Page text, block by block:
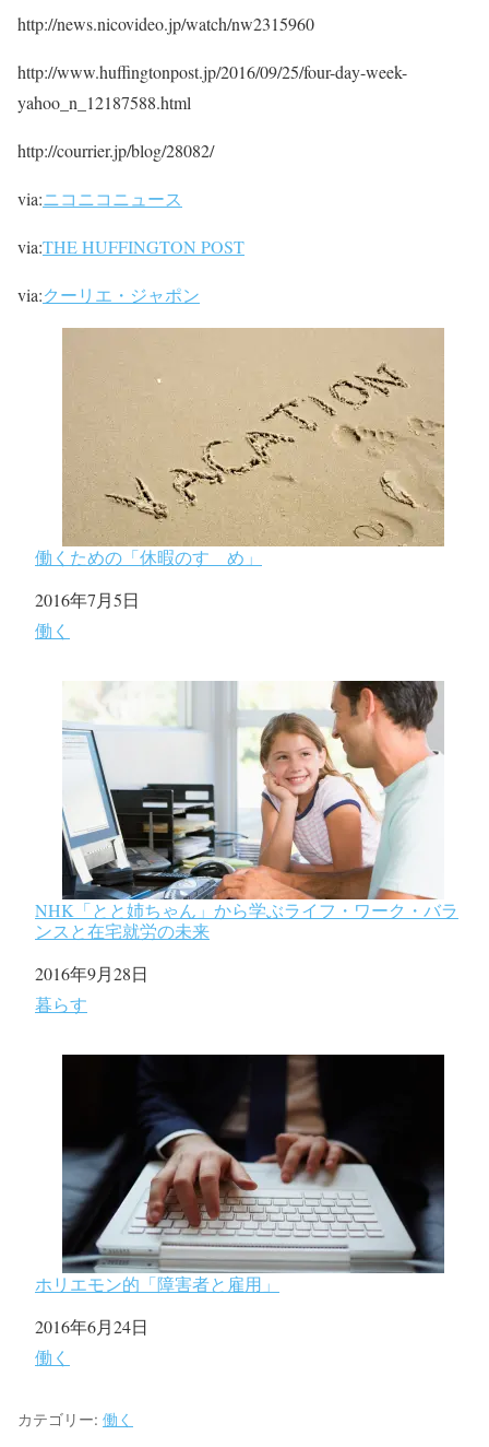
http://news.nicovideo.jp/watch/nw2315960
http://www.huffingtonpost.jp/2016/09/25/four-day-week-
yahoo_n_12187588.html
http://courrier.jp/blog/28082/
via:ニコニコニュース
via:THE HUFFINGTON POST
via:クーリエ・ジャポン
働くための「休暇のすゝめ」
日付
2016年7月5日
関連理由
働く
NHK「とと姉ちゃん」から学ぶライフ・ワーク・バラ
ンスと在宅就労の未来
日付
2016年9月28日
関連理由
暮らす
ホリエモン的「障害者と雇用」
日付
2016年6月24日
関連理由
働く
カテゴリー: 働く